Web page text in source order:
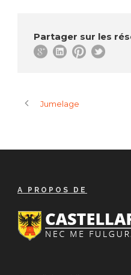
Partager sur les
Jumelage
A PROPOS DE